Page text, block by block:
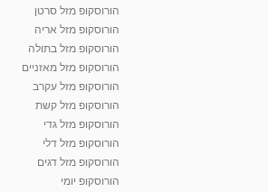
קרין גורן - העוגה המתגלצ’ת ללא קמח
38.5k צפיות
יוסי שר - מתמחה בשיטת אלכסנדר וטאי צ'י
2,738 צפיות
רנה רז-גילו -טיפול אנרגטי ויעוץ רוחני - נומרולוגית
2,314 צפיות
הורוסקופ מזל סרטן
הורוסקופ מזל אריה
הורוסקופ מזל בתולה
הורוסקופ מזל מאזניים
הורוסקופ מזל עקרב
הורוסקופ מזל קשת
הורוסקופ מזל גדי
הורוסקופ מזל דלי
הורוסקופ מזל דגים
הורוסקופ יומי